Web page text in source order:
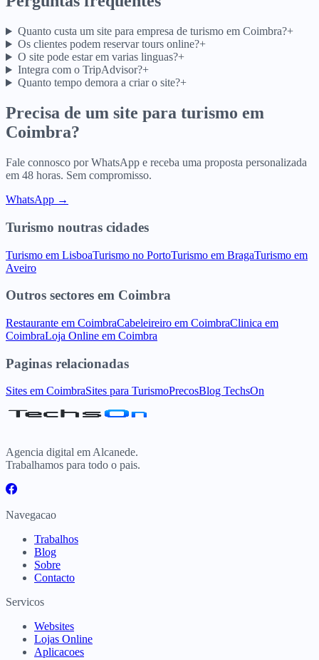
Quanto custa um site para empresa de turismo em Coimbra?+
Os clientes podem reservar tours online?+
O site pode estar em varias linguas?+
Integra com o TripAdvisor?+
Quanto tempo demora a criar o site?+
Precisa de um site para turismo em
Coimbra?
Fale connosco por WhatsApp e receba uma proposta personalizada
em 48 horas. Sem compromisso.
WhatsApp →
Turismo noutras cidades
Turismo em LisboaTurismo no PortoTurismo em BragaTurismo em
Aveiro
Outros sectores em Coimbra
Restaurante em CoimbraCabeleireiro em CoimbraClinica em
CoimbraLoja Online em Coimbra
Paginas relacionadas
Sites em CoimbraSites para TurismoPrecosBlog TechsOn
Agencia digital em Alcanede.
Trabalhamos para todo o pais.
Navegacao
Trabalhos
Blog
Sobre
Contacto
Servicos
Websites
Lojas Online
Aplicacoes